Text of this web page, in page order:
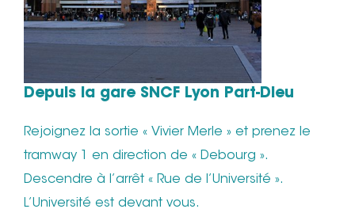
Depuis la gare SNCF Lyon Part-Dieu
Rejoignez la sortie « Vivier Merle » et prenez le
tramway 1 en direction de « Debourg ».
Descendre à l’arrêt « Rue de l’Université ».
L’Université est devant vous.